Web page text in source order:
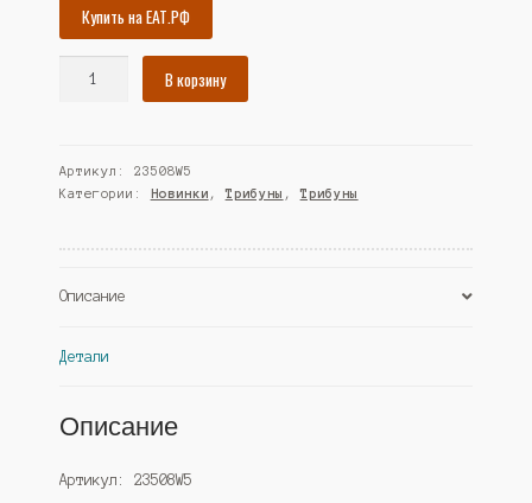
Купить на ЕАТ.РФ
№129Б,
Дуб
(Westcom)
В корзину
Артикул: 23508W5
Категории: Новинки ,Трибуны ,Трибуны
Описание
Детали
Описание
Артикул: 23508W5